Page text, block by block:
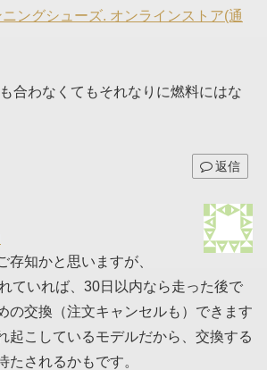
ングシューズ. オンラインストア(通
合わなくてもそれなりに燃料にはな
返信
存知かと思いますが、
ていれば、30日以内なら走った後で
の交換（注文キャンセルも）できます
こしているモデルだから、交換する
たされるかもです。